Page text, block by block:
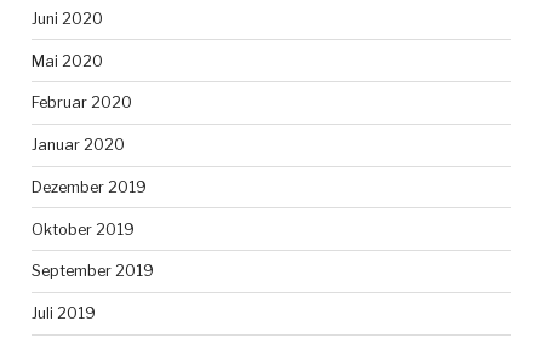
Juni 2020
Mai 2020
Februar 2020
Januar 2020
Dezember 2019
Oktober 2019
September 2019
Juli 2019